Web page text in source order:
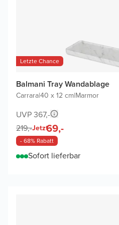
Letzte Chance
Balmani Tray Wandablage
Carrara|40 x 12 cm|Marmor
UVP 367,-
219,-Jetzt69,-
- 68% Rabatt
Sofort lieferbar